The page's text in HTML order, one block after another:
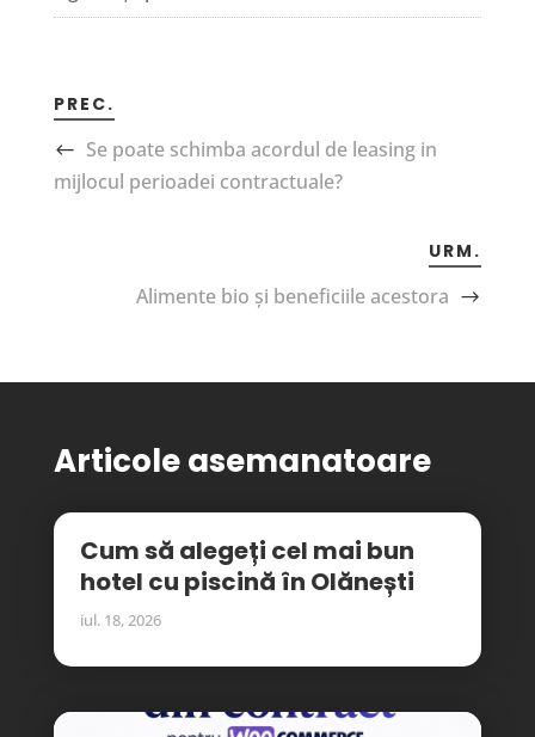
PREC.
Se poate schimba acordul de leasing in
mijlocul perioadei contractuale?
URM.
Alimente bio și beneficiile acestora
Articole asemanatoare
Cum să alegeți cel mai bun
hotel cu piscină în Olănești
iul. 18, 2026